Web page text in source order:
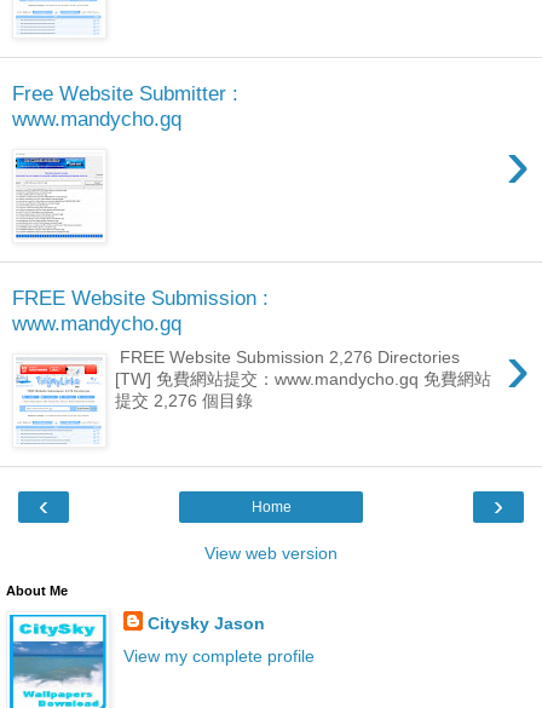
Free Website Submitter :
www.mandycho.gq
›
FREE Website Submission :
www.mandycho.gq
›
FREE Website Submission 2,276 Directories
[TW] 免費網站提交：www.mandycho.gq 免費網站
提交 2,276 個目錄
‹ ›
Home
View web version
About Me
Citysky Jason
View my complete profile